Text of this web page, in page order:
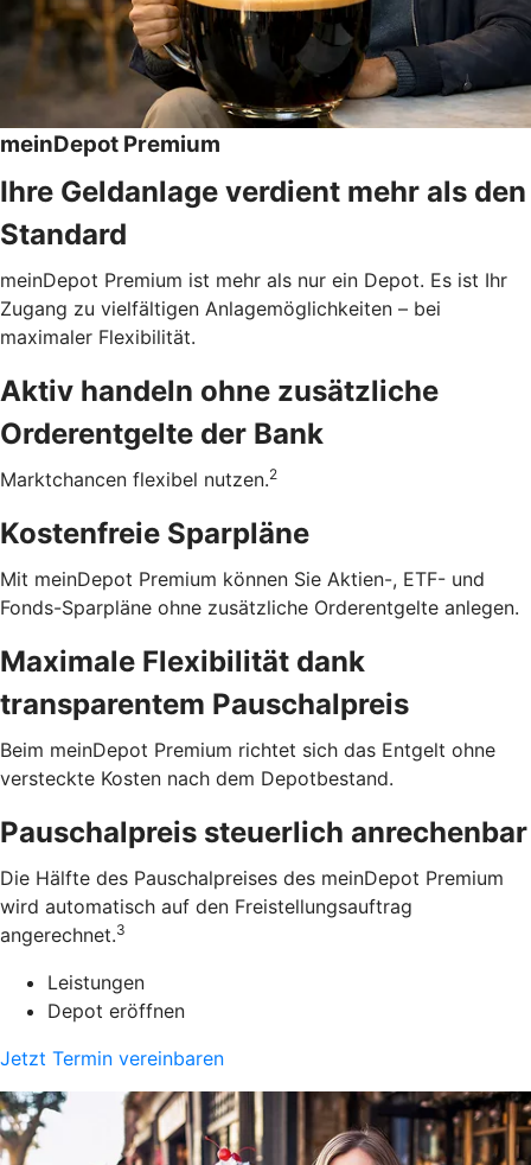
meinDepot Premium
Ihre Geldanlage verdient mehr als den
Standard
meinDepot Premium ist mehr als nur ein Depot. Es ist Ihr
Zugang zu vielfältigen Anlagemöglichkeiten – bei
maximaler Flexibilität.
Aktiv handeln ohne zusätzliche
Orderentgelte der Bank
Marktchancen flexibel nutzen.2
Kostenfreie Sparpläne
Mit meinDepot Premium können Sie Aktien-, ETF- und
Fonds-Sparpläne ohne zusätzliche Orderentgelte anlegen.
Maximale Flexibilität dank
transparentem Pauschalpreis
Beim meinDepot Premium richtet sich das Entgelt ohne
versteckte Kosten nach dem Depotbestand.
Pauschalpreis steuerlich anrechenbar
Die Hälfte des Pauschalpreises des meinDepot Premium
wird automatisch auf den Freistellungsauftrag
angerechnet.3
Leistungen
Depot eröffnen
Jetzt Termin vereinbaren